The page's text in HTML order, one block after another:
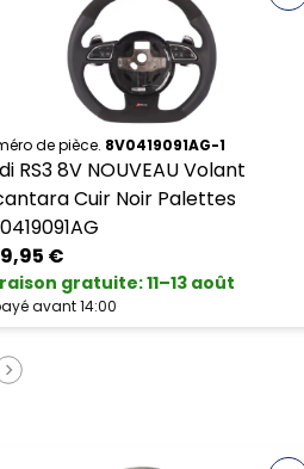
de pièce. 8V0419091AG-1
RS3 8V NOUVEAU Volant
Cuir Noir Palettes
€
gratuite:11–13 août
avant 14:00